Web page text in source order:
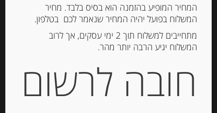
מק"ט:290018241998
קטגוריה:מארזים ופלטות
המחיר המופיע בהזמנה הוא בסיס בלבד. מחיר
המשלוח בפועל יהיה המחיר שנאמר לכם בטלפון.
מתחייבים למשלוח תוך 2 ימי עסקים, אך לרוב
המשלוח יגיע הרבה יותר מהר.
חובה לרשום